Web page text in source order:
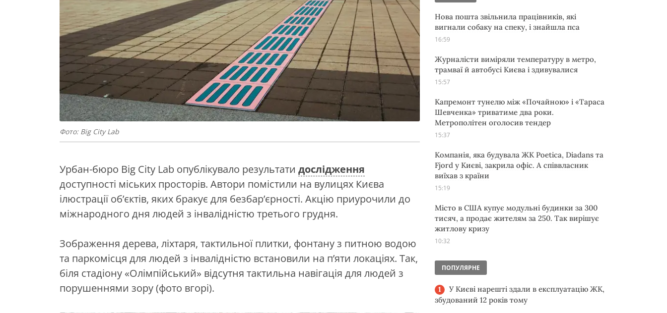
Фото: Big City Lab
Урбан-бюро Big City Lab опублікувало результати дослідження
доступності міських просторів. Автори помістили на вулицях Києва
ілюстрації об’єктів, яких бракує для безбар’єрності. Акцію приурочили до
міжнародного дня людей з інвалідністю третього грудня.
Зображення дерева, ліхтаря, тактильної плитки, фонтану з питною водою
та паркомісця для людей з інвалідністю встановили на п’яти локаціях. Так,
біля стадіону «Олімпійський» відсутня тактильна навігація для людей з
порушеннями зору (фото вгорі).
Нова пошта звільнила працівників, які
вигнали собаку на спеку, і знайшла пса
16:59
Журналісти виміряли температуру в метро,
трамваї й автобусі Києва і здивувалися
15:57
Капремонт тунелю між «Почайною» і «Тараса
Шевченка» триватиме два роки.
Метрополітен оголосив тендер
15:37
Компанія, яка будувала ЖК Poetica, Diadans та
Fjord у Києві, закрила офіс. А співвласник
виїхав з країни
15:19
Місто в США купує модульні будинки за 300
тисяч, а продає жителям за 250. Так вирішує
житлову кризу
10:32
ПОПУЛЯРНЕ
У Києві нарешті здали в експлуатацію ЖК,
збудований 12 років тому